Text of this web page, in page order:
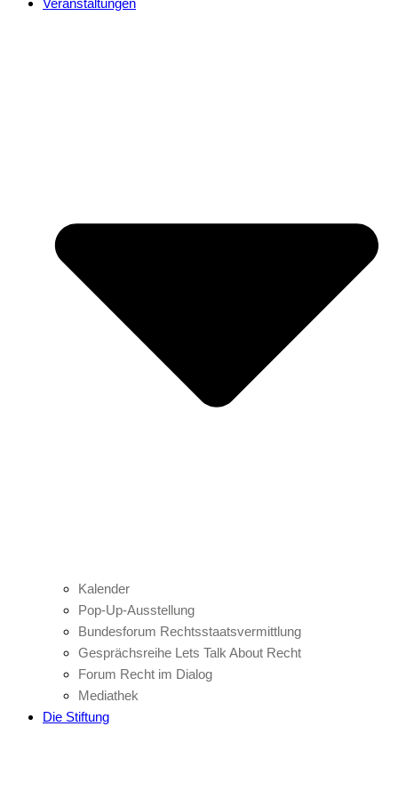
Veranstaltungen
Kalender
Pop-Up-Ausstellung
Bundesforum Rechtsstaatsvermittlung
Gesprächsreihe Lets Talk About Recht
Forum Recht im Dialog
Mediathek
Die Stiftung